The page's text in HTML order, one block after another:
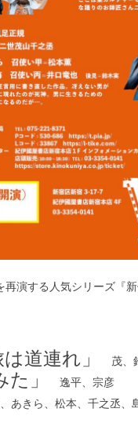
演する人気シリーズ『
道連れ」
茂、
」
逸平、宗彦
あきら、松本、千之丞、